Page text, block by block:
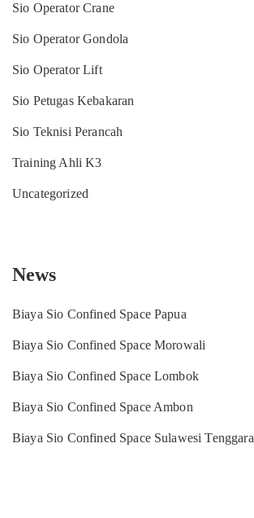
Sio Operator Crane
Sio Operator Gondola
Sio Operator Lift
Sio Petugas Kebakaran
Sio Teknisi Perancah
Training Ahli K3
Uncategorized
News
Biaya Sio Confined Space Papua
Biaya Sio Confined Space Morowali
Biaya Sio Confined Space Lombok
Biaya Sio Confined Space Ambon
Biaya Sio Confined Space Sulawesi Tenggara